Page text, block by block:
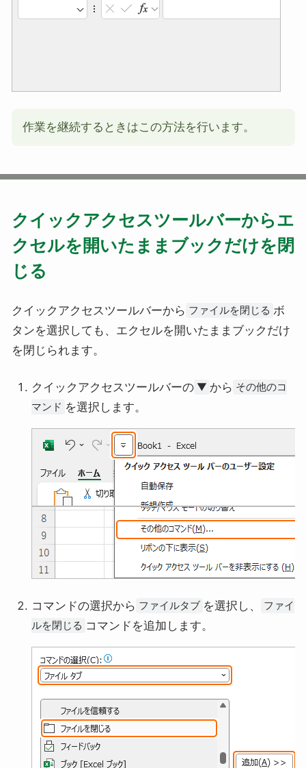
作業を継続するときはこの方法を行います。
クイックアクセスツールバーからエ
クセルを開いたままブックだけを閉
じる
クイックアクセスツールバーから ファイルを閉じる ボ
タンを選択しても、エクセルを開いたままブックだけ
を閉じられます。
クイックアクセスツールバーの ▼ から その他のコ
マンド を選択します。
コマンドの選択から ファイルタブ を選択し、
ファイ
ルを閉じる コマンドを追加します。